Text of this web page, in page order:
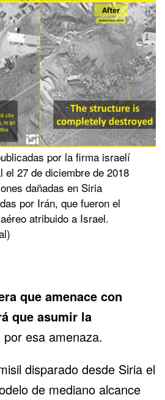
por la firma israelí
el 27 de diciembre de 2018
dañadas en Siria
por Irán, que fueron el
atribuido a Israel.
que amenace con
que asumir la
por esa amenaza.
disparado desde Siria el
de mediano alcance